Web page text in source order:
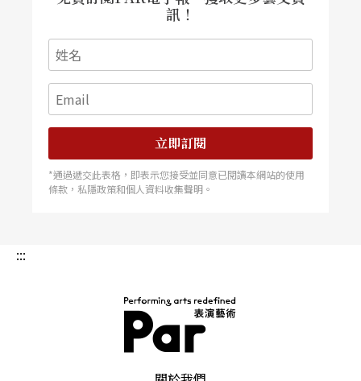
間演出就沒有意義。」他解釋，不希望炫示舞蹈技
巧，博取觀眾目光，而想透過跳舞去經歷、發現一
些人生過程。
也因此，他不諱言當然可以聚焦畫面、營造意象，
但那「太取巧」，他甚至以舊作《速度》的編排為
例，「結構上百分之七十模仿Pina Bausch，遊戲、
然不是驫舞繼續創作的理由。
「不可否認我們的表演tempo（節奏）會有點平，
但我不想用戲劇效果吸引觀眾注意。我想擺脫那
訊！
立即訂閱
*通過遞交此表格，即表示您接受並同意已閱讀本網站的使用
條款，私隱政策和個人資料收集聲明。
:::